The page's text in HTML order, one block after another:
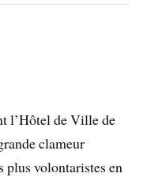
l’Hôtel de Ville de
clameur
plus volontaristes en